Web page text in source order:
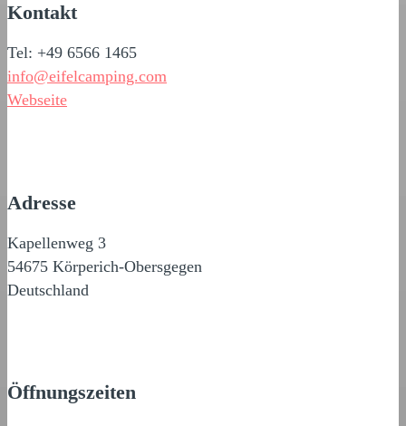
Kontakt
Tel: +49 6566 1465
info@eifelcamping.com
Webseite
Adresse
Kapellenweg 3
54675 Körperich-Obersgegen
Deutschland
Öffnungszeiten